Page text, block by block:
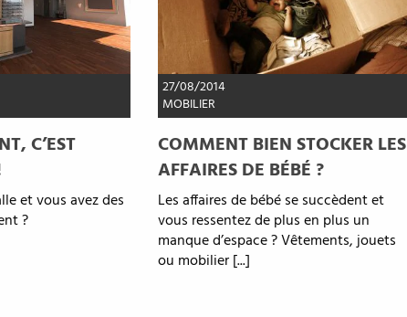
C’EST
et vous avez des
?
27/08/2014
MOBILIER
COMMENT BIEN STOCKER LES
AFFAIRES DE BÉBÉ ?
Les affaires de bébé se succèdent et
vous ressentez de plus en plus un
manque d’espace ? Vêtements, jouets
ou mobilier [...]